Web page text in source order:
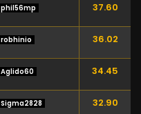
phil56mp 37.60
robhinio 36.02
Aglido60 34.45
Sigma2828 32.90